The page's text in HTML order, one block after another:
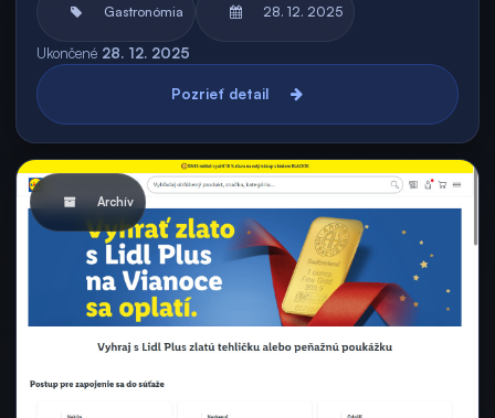
Gastronómia 28. 12. 2025
Ukončené 28. 12. 2025
Pozrieť detail
Archív